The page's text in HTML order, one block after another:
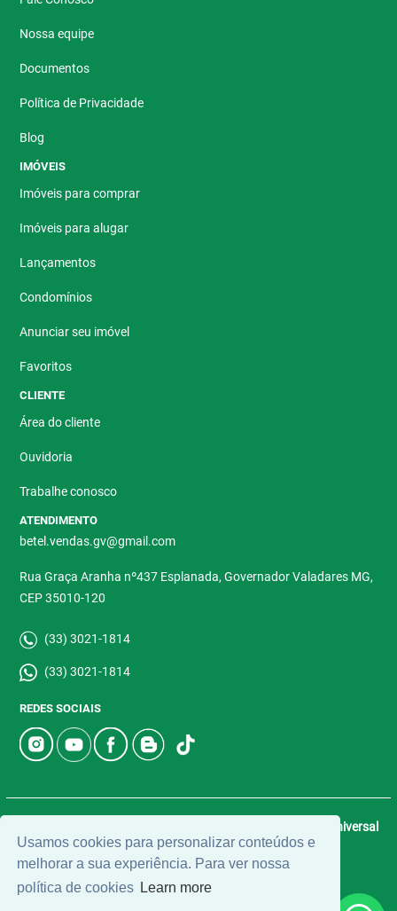
Usamos cookies para personalizar conteúdos e
melhorar a sua experiência. Para ver nossa
política de cookies Learn more
Nossa equipe
Documentos
Política de Privacidade
Blog
IMÓVEIS
Imóveis para comprar
Imóveis para alugar
Lançamentos
Condomínios
Anunciar seu imóvel
Favoritos
CLIENTE
Área do cliente
Ouvidoria
Trabalhe conosco
ATENDIMENTO
betel.vendas.gv@gmail.com
Rua Graça Aranha nº437 Esplanada, Governador Valadares MG,
CEP 35010-120
(33) 3021-1814
(33) 3021-1814
REDES SOCIAIS
Universal
Software.